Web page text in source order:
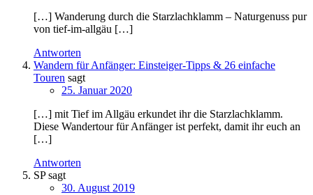
[…] Wanderung durch die Starzlachklamm – Naturgenuss pur
von tief-im-allgäu […]
Antworten
Wandern für Anfänger: Einsteiger-Tipps & 26 einfache
Touren sagt
25. Januar 2020
[…] mit Tief im Allgäu erkundet ihr die Starzlachklamm.
Diese Wandertour für Anfänger ist perfekt, damit ihr euch an
[…]
Antworten
SPsagt
30. August 2019